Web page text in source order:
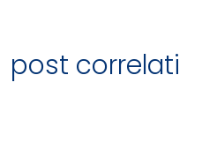
post correlati